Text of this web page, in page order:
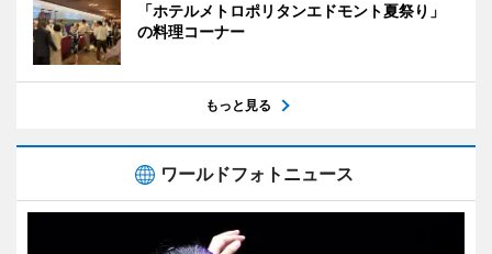
「ホテルメトロポリタンエドモント夏祭り」
の料理コーナー
もっと見る
ワールドフォトニュース